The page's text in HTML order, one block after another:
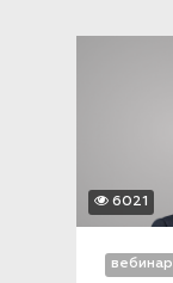
6021
вебинар